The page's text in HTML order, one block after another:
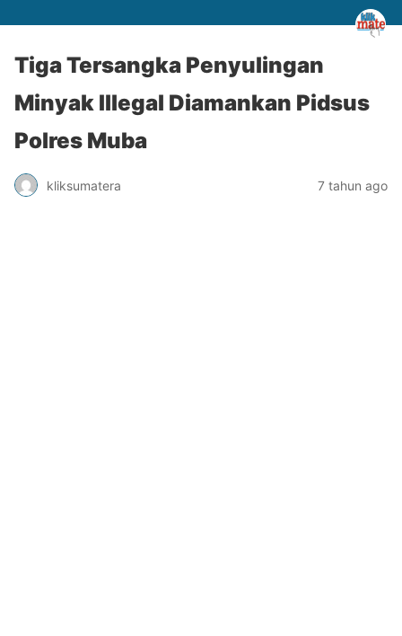
Tiga Tersangka Penyulingan
Minyak Illegal Diamankan Pidsus
Polres Muba
kliksumatera 7 tahun ago